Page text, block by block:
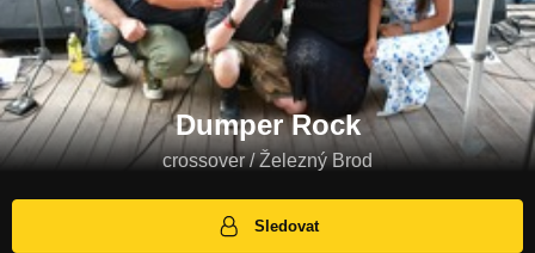
Dumper Rock
crossover / Železný Brod
Sledovat